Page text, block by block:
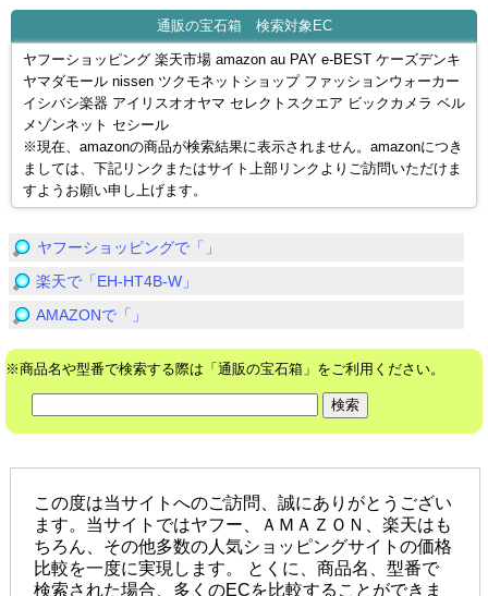
通販の宝石箱 検索対象EC
ヤフーショッピング 楽天市場 amazon au PAY e-BEST ケーズデンキ
ヤマダモール nissen ツクモネットショップ ファッションウォーカー
イシバシ楽器 アイリスオオヤマ セレクトスクエア ビックカメラ ベル
メゾンネット セシール
※現在、amazonの商品が検索結果に表示されません。amazonにつき
ましては、下記リンクまたはサイト上部リンクよりご訪問いただけま
すようお願い申し上げます。
ヤフーショッピングで「」
楽天で「EH-HT4B-W」
AMAZONで「」
※商品名や型番で検索する際は「通販の宝石箱」をご利用ください。
この度は当サイトへのご訪問、誠にありがとうござい
ます。当サイトではヤフー、ＡＭＡＺＯＮ、楽天はも
ちろん、その他多数の人気ショッピングサイトの価格
比較を一度に実現します。 とくに、商品名、型番で
検索された場合、多くのECを比較することができま